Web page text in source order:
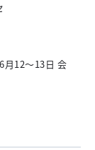
月12～13日 会